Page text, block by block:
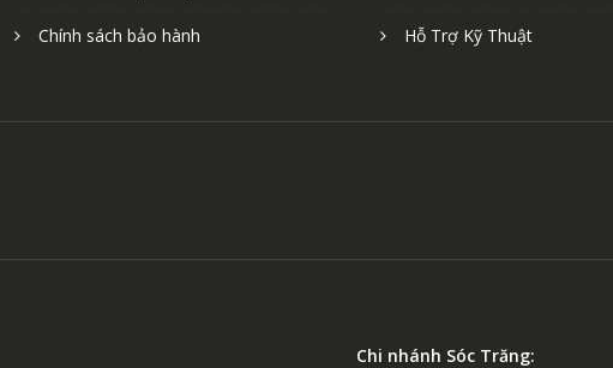
Chính sách bảo hành Hỗ Trợ Kỹ Thuật
Chi nhánh Sóc Trăng: